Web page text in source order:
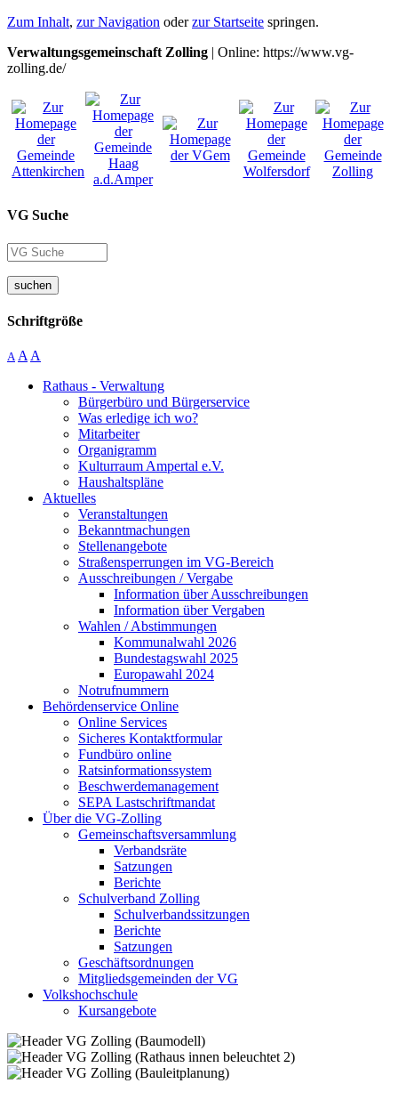
Zum Inhalt, zur Navigation oderzur Startseite springen.
Verwaltungsgemeinschaft Zolling | Online: https://www.vg-
zolling.de/
VG Suche
suchen
Schriftgröße
A A A
Rathaus - Verwaltung
Bürgerbüro und Bürgerservice
Was erledige ich wo?
Mitarbeiter
Organigramm
Kulturraum Ampertal e.V.
Haushaltspläne
Aktuelles
Veranstaltungen
Bekanntmachungen
Stellenangebote
Straßensperrungen im VG-Bereich
Ausschreibungen / Vergabe
Information über Ausschreibungen
Information über Vergaben
Wahlen / Abstimmungen
Kommunalwahl 2026
Bundestagswahl 2025
Europawahl 2024
Notrufnummern
Behördenservice Online
Online Services
Sicheres Kontaktformular
Fundbüro online
Ratsinformationssystem
Beschwerdemanagement
SEPA Lastschriftmandat
Über die VG-Zolling
Gemeinschaftsversammlung
Verbandsräte
Satzungen
Berichte
Schulverband Zolling
Schulverbandssitzungen
Berichte
Satzungen
Geschäftsordnungen
Mitgliedsgemeinden der VG
Volkshochschule
Kursangebote